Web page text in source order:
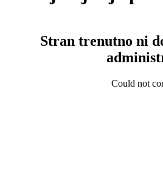
Stran trenutno ni
Could not